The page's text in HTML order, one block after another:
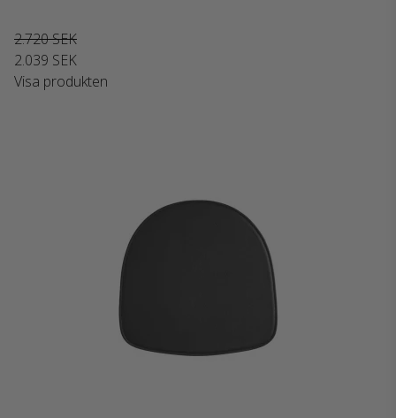
2.720 SEK
2.039 SEK
Visa produkten